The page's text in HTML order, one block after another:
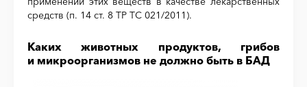
средств (п. 14 ст. 8 ТР ТС 021/2011).
Каких животных продуктов, грибов
и микроорганизмов не должно быть в БАД